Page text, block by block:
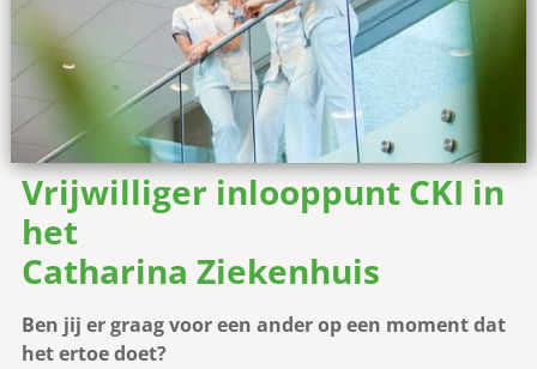
Vrijwilliger inlooppunt CKI in
het
Catharina Ziekenhuis
Ben jij er graag voor een ander op een moment dat
het ertoe doet?